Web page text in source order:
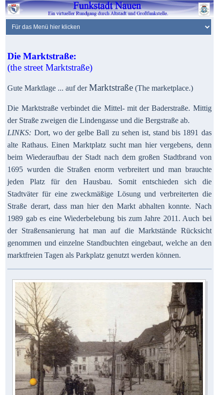
Die Marktstraße:
(the street Marktstraße)
Gute Marktlage ... auf der Marktstraße (The marketplace.)
Die Marktstraße verbindet die Mittel- mit der Baderstraße. Mittig
der Straße zweigen die Lindengasse und die Bergstraße ab.
LINKS: Dort, wo der gelbe Ball zu sehen ist, stand bis 1891 das
alte Rathaus. Einen Marktplatz sucht man hier vergebens, denn
beim Wiederaufbau der Stadt nach dem großen Stadtbrand von
1695 wurden die Straßen enorm verbreitert und man brauchte
jeden Platz für den Hausbau. Somit entschieden sich die
Stadtväter für eine zweckmäßige Lösung und verbreiterten die
Straße derart, dass man hier den Markt abhalten konnte. Nach
1989 gab es eine Wiederbelebung bis zum Jahre 2011. Auch bei
der Straßensanierung hat man auf die Marktstände Rücksicht
genommen und einzelne Standbuchten eingebaut, welche an den
marktfreien Tagen als Parkplatz genutzt werden können.